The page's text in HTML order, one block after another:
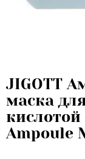
JIGOTT
маска
Ampoule